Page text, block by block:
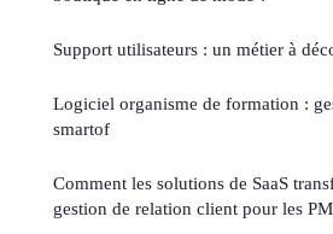
Support utilisateurs : un métier à
Logiciel organisme de formation :
smartof
Comment les solutions de SaaS
gestion de relation client pour les